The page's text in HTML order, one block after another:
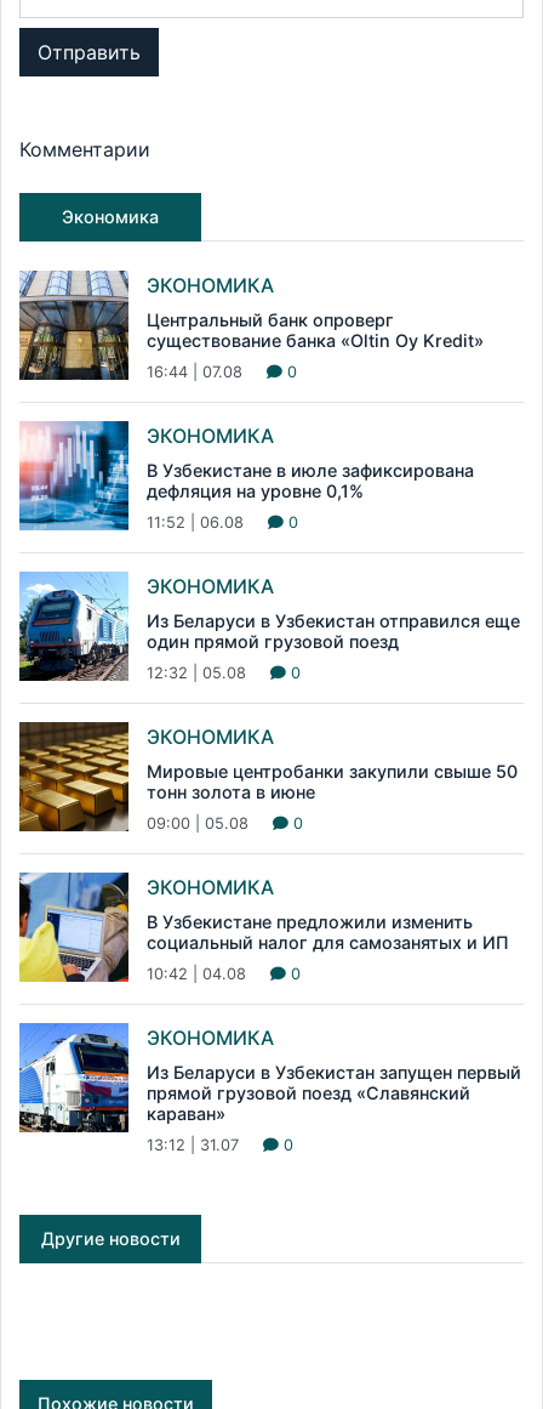
Отправить
Комментарии
Экономика
ЭКОНОМИКА
Центральный банк опроверг
существование банка «Oltin Oy Kredit»
16:44 | 07.08 0
ЭКОНОМИКА
В Узбекистане в июле зафиксирована
дефляция на уровне 0,1%
11:52 | 06.08 0
ЭКОНОМИКА
Из Беларуси в Узбекистан отправился еще
один прямой грузовой поезд
12:32 | 05.08 0
ЭКОНОМИКА
Мировые центробанки закупили свыше 50
тонн золота в июне
09:00 | 05.08 0
ЭКОНОМИКА
В Узбекистане предложили изменить
социальный налог для самозанятых и ИП
10:42 | 04.08 0
ЭКОНОМИКА
Из Беларуси в Узбекистан запущен первый
прямой грузовой поезд «Славянский
караван»
13:12 | 31.07 0
Другие новости
Похожие новости